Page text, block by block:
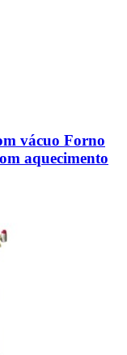
vácuo Forno
aquecimento